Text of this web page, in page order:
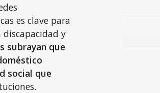
es clave para
discapacidad y
subrayan que
social que